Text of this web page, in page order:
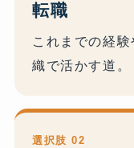
転職
これまでの経
織で活かす道。
選択肢 02